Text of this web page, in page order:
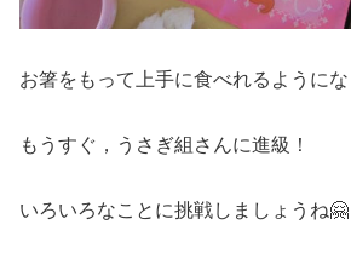
お箸をもって上手に食べれるようにな
もうすぐ，うさぎ組さんに進級！
いろいろなことに挑戦しましょうね🤗